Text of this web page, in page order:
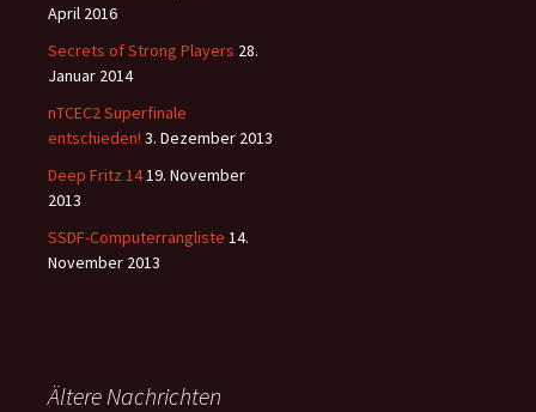
April 2016
Secrets of Strong Players 28.
Januar 2014
nTCEC2 Superfinale
entschieden! 3. Dezember 2013
Deep Fritz 1419. November
2013
SSDF-Computerrangliste 14.
November 2013
Ältere Nachrichten